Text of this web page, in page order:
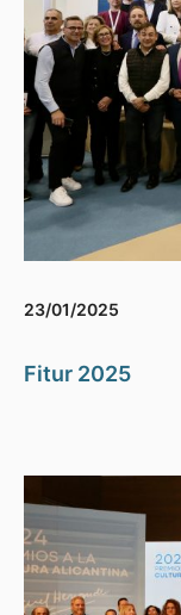
23/01/2025
Fitur 2025